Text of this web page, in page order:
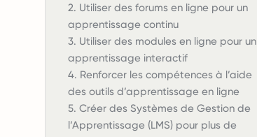
2. Utiliser des forums en ligne pour un
apprentissage continu
3. Utiliser des modules en ligne pour un
apprentissage interactif
4. Renforcer les compétences à l’aide
des outils d’apprentissage en ligne
5. Créer des Systèmes de Gestion de
l’Apprentissage (LMS) pour plus de